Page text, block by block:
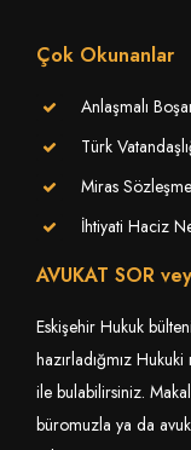
Çok Okunanlar
Anlaşmalı
Türk
Miras
İhtiyati Haciz
AVUKAT SOR
Eskişehir Hukuk
hazırladığmız
ile bulabilirsiniz.
büromuzla ya da